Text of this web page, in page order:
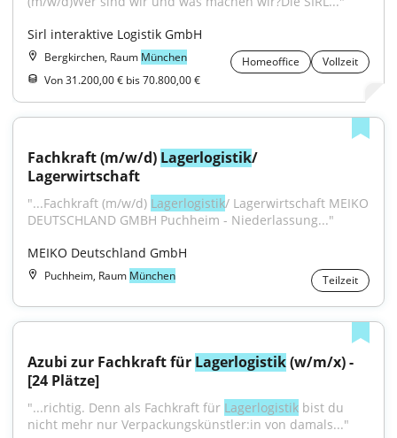
Sirl interaktive Logistik GmbH
Bergkirchen, Raum München Homeoffice
Vollzeit
Von 31.200,00 € bis 70.800,00 €
Fachkraft (m/w/d) Lagerlogistik/
Lagerwirtschaft
"...Fachkraft (m/w/d) Lagerlogistik/ Lagerwirtschaft MEIKO
DEUTSCHLAND GMBH Puchheim - Niederlassung..."
MEIKO Deutschland GmbH
Puchheim, Raum München Teilzeit
Azubi zur Fachkraft für Lagerlogistik (w/m/x) -
[24 Plätze]
"...richtig. Denn als Fachkraft für Lagerlogistik bist du
nicht mehr nur Verpackungskünstler:in von damals..."